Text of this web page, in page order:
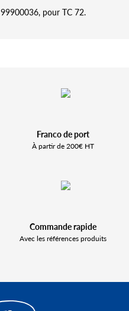
99900036, pour TC 72.
Franco de port
À partir de 200€ HT
Commande rapide
Avec les références produits